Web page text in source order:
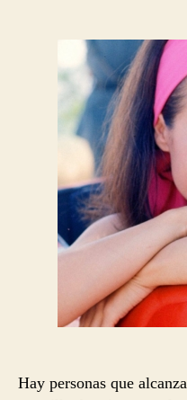
entrada
Hay personas que